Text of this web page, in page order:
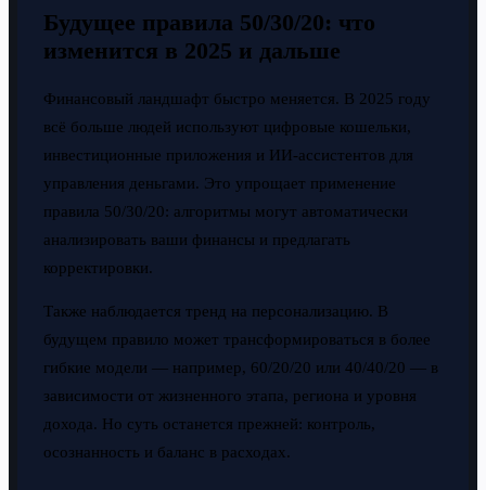
Будущее правила 50/30/20: что
изменится в 2025 и дальше
Финансовый ландшафт быстро меняется. В 2025 году
всё больше людей используют цифровые кошельки,
инвестиционные приложения и ИИ-ассистентов для
управления деньгами. Это упрощает применение
правила 50/30/20: алгоритмы могут автоматически
анализировать ваши финансы и предлагать
корректировки.
Также наблюдается тренд на персонализацию. В
будущем правило может трансформироваться в более
гибкие модели — например, 60/20/20 или 40/40/20 — в
зависимости от жизненного этапа, региона и уровня
дохода. Но суть останется прежней: контроль,
осознанность и баланс в расходах.